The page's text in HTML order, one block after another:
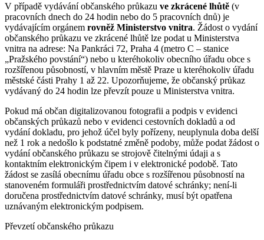
V případě vydávání občanského průkazu ve zkrácené lhůtě (v
pracovních dnech do 24 hodin nebo do 5 pracovních dnů) je
vydávajícím orgánem rovněž Ministerstvo vnitra. Žádost o vydání
občanského průkazu ve zkrácené lhůtě lze podat u Ministerstva
vnitra na adrese: Na Pankráci 72, Praha 4 (metro C – stanice
„Pražského povstání“) nebo u kteréhokoliv obecního úřadu obce s
rozšířenou působností, v hlavním městě Praze u kteréhokoliv úřadu
městské části Prahy 1 až 22. Upozorňujeme, že občanský průkaz
vydávaný do 24 hodin lze převzít pouze u Ministerstva vnitra.
Pokud má občan digitalizovanou fotografii a podpis v evidenci
občanských průkazů nebo v evidenci cestovních dokladů a od
vydání dokladu, pro jehož účel byly pořízeny, neuplynula doba delší
než 1 rok a nedošlo k podstatné změně podoby, může podat žádost o
vydání občanského průkazu se strojově čitelnými údaji a s
kontaktním elektronickým čipem i v elektronické podobě. Tato
žádost se zasílá obecnímu úřadu obce s rozšířenou působností na
stanoveném formuláři prostřednictvím datové schránky; není-li
doručena prostřednictvím datové schránky, musí být opatřena
uznávaným elektronickým podpisem.
Převzetí občanského průkazu